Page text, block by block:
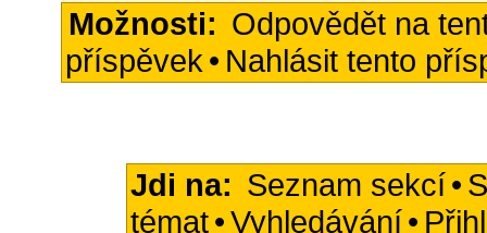
Možnosti: Odpovědět na
příspěvek • Nahlásit tento
Jdi na: Seznam sekcí•
témat•Vyhledávání•